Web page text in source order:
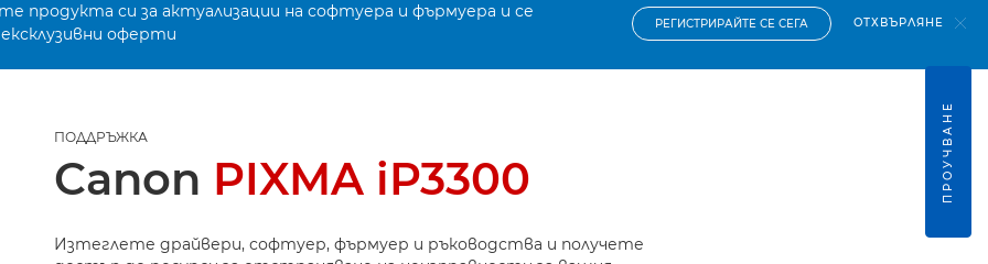
продукта си за актуализации на софтуера и фърмуера и се
оферти
РЕГИСТРИРАЙТЕ СЕ СЕГА ОТХВЪРЛЯНЕ
ПОДДРЪЖКА
Canon PIXMA iP3300
Изтеглете драйвери, софтуер, фърмуер и ръководства и получете
ПРОУЧВАНЕ